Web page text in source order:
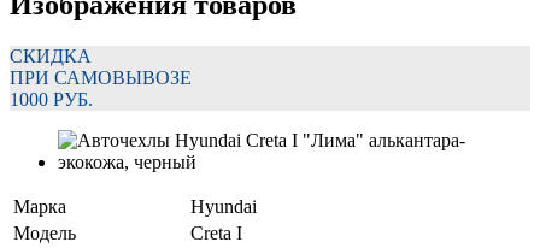
СКИДКА
ПРИ САМОВЫВОЗЕ
1000 РУБ.
Марка
Hyundai
Модель
Creta I